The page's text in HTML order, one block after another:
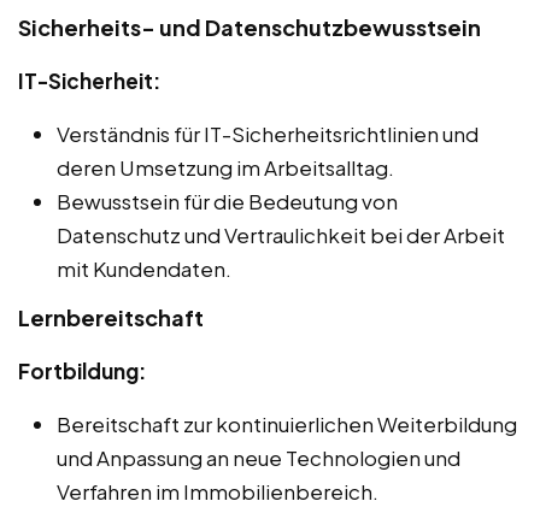
Sicherheits- und Datenschutzbewusstsein
IT-Sicherheit:
Verständnis für IT-Sicherheitsrichtlinien und
deren Umsetzung im Arbeitsalltag.
Bewusstsein für die Bedeutung von
Datenschutz und Vertraulichkeit bei der Arbeit
mit Kundendaten.
Lernbereitschaft
Fortbildung:
Bereitschaft zur kontinuierlichen Weiterbildung
und Anpassung an neue Technologien und
Verfahren im Immobilienbereich.